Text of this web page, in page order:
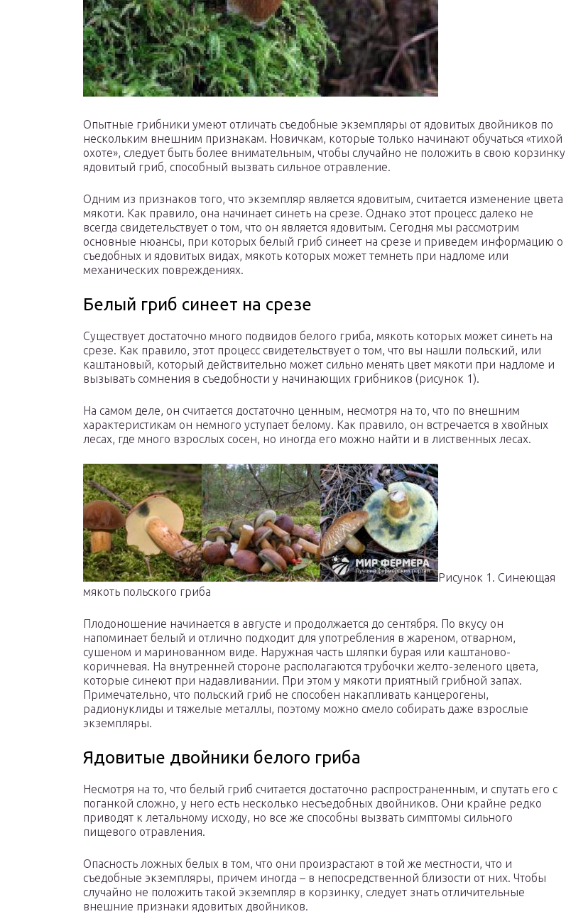
Опытные грибники умеют отличать съедобные экземпляры от ядовитых двойников по
нескольким внешним признакам. Новичкам, которые только начинают обучаться «тихой
охоте», следует быть более внимательным, чтобы случайно не положить в свою корзинку
ядовитый гриб, способный вызвать сильное отравление.
Одним из признаков того, что экземпляр является ядовитым, считается изменение цвета
мякоти. Как правило, она начинает синеть на срезе. Однако этот процесс далеко не
всегда свидетельствует о том, что он является ядовитым. Сегодня мы рассмотрим
основные нюансы, при которых белый гриб синеет на срезе и приведем информацию о
съедобных и ядовитых видах, мякоть которых может темнеть при надломе или
механических повреждениях.
Белый гриб синеет на срезе
Существует достаточно много подвидов белого гриба, мякоть которых может синеть на
срезе. Как правило, этот процесс свидетельствует о том, что вы нашли польский, или
каштановый, который действительно может сильно менять цвет мякоти при надломе и
вызывать сомнения в съедобности у начинающих грибников (рисунок 1).
На самом деле, он считается достаточно ценным, несмотря на то, что по внешним
характеристикам он немного уступает белому. Как правило, он встречается в хвойных
лесах, где много взрослых сосен, но иногда его можно найти и в лиственных лесах.
Рисунок 1. Синеющая
мякоть польского гриба
Плодоношение начинается в августе и продолжается до сентября. По вкусу он
напоминает белый и отлично подходит для употребления в жареном, отварном,
сушеном и маринованном виде. Наружная часть шляпки бурая или каштаново-
коричневая. На внутренней стороне располагаются трубочки желто-зеленого цвета,
которые синеют при надавливании. При этом у мякоти приятный грибной запах.
Примечательно, что польский гриб не способен накапливать канцерогены,
радионуклиды и тяжелые металлы, поэтому можно смело собирать даже взрослые
экземпляры.
Ядовитые двойники белого гриба
Несмотря на то, что белый гриб считается достаточно распространенным, и спутать его с
поганкой сложно, у него есть несколько несъедобных двойников. Они крайне редко
приводят к летальному исходу, но все же способны вызвать симптомы сильного
пищевого отравления.
Опасность ложных белых в том, что они произрастают в той же местности, что и
съедобные экземпляры, причем иногда – в непосредственной близости от них. Чтобы
случайно не положить такой экземпляр в корзинку, следует знать отличительные
внешние признаки ядовитых двойников.